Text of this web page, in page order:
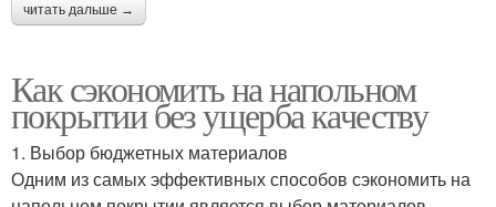
читать дальше →
Как сэкономить на напольном
покрытии без ущерба качеству
1. Выбор бюджетных материалов
Одним из самых эффективных способов сэкономить на